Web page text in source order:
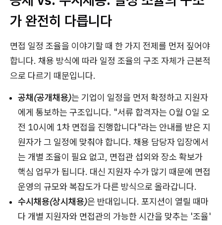
가 완전히 다릅니다
면접 일정 조율을 이야기할 때 한 가지 전제를 먼저 짚어야
합니다. 채용 방식에 따라 일정 조율의 구조 자체가 근본적
으로 다르기 때문입니다.
공채(공개채용)는 기업이 일정을 먼저 확정하고 지원자
에게 통보하는 구조입니다. "서류 합격자는 O월 O일 오
전 10시에 1차 면접을 진행합니다"라는 안내를 받은 지
원자가 그 일정에 맞춰야 합니다. 채용 담당자 입장에서
는 개별 조율이 필요 없고, 면접관 섭외와 장소 확보가
핵심 업무가 됩니다. 대신 지원자 수가 많기 때문에 면접
운영의 규모와 복잡도가 다른 방식으로 올라갑니다.
수시채용(상시채용)은 반대입니다. 포지션이 열릴 때마
다 개별 지원자와 면접관의 가능한 시간을 맞추는 '조율'